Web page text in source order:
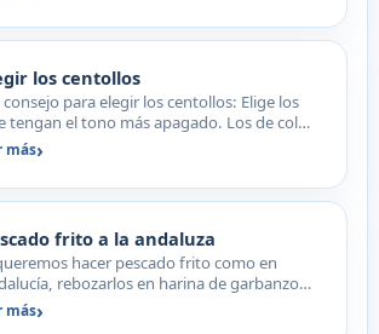
los centollos
consejo para elegir los centollos: Elige los
tengan el tono más apagado. Los de color
brillan…
más
frito a la andaluza
hacer pescado frito como en
rebozarlos en harina de garbanzo
con harina d…
más